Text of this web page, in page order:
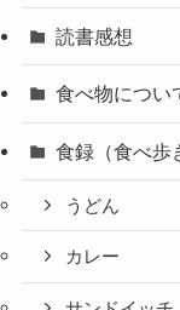
読書感想
食べ物につい
食録（食べ歩
うどん
カレー